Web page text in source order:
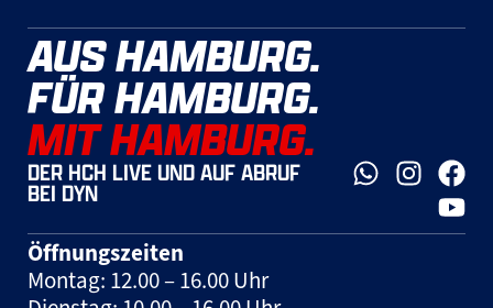
AUS HAMBURG.
FÜR HAMBURG.
MIT HAMBURG.
DER HCH LIVE UND AUF ABRUF
BEI DYN
Öffnungszeiten
Montag: 12.00 – 16.00 Uhr